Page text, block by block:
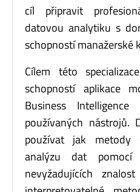
cíl připravit
datovou analytiku s
schopností manažerské
Cílem této
schopností aplikace
Business
používaných nástrojů.
používat jak metody
analýzu dat pomocí
nevyžadujících